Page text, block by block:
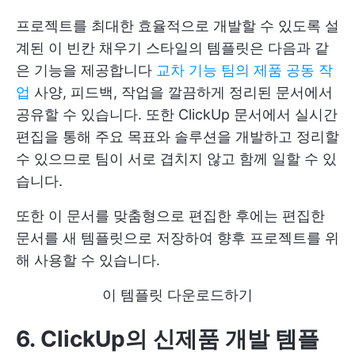
프로젝트를 최대한 효율적으로 개발할 수 있도록 설
계된 이 빈칸 채우기 스타일의 템플릿은 다음과 같
은 기능을 제공합니다 교차 기능 팀의 제품 공동 작
업 사양, 피드백, 작업을 깔끔하게 정리된 문서에서
공유할 수 있습니다. 또한 ClickUp 문서에서 실시간
편집을 통해 주요 목표와 솔루션을 개발하고 정리할
수 있으므로 팀이 서로 겹치지 않고 함께 일할 수 있
습니다.
또한 이 문서를 맞춤형으로 편집한 후에는 편집한
문서를 새 템플릿으로 저장하여 향후 프로젝트를 위
해 사용할 수 있습니다.
이 템플릿 다운로드하기
6. ClickUp의 신제품 개발 템플